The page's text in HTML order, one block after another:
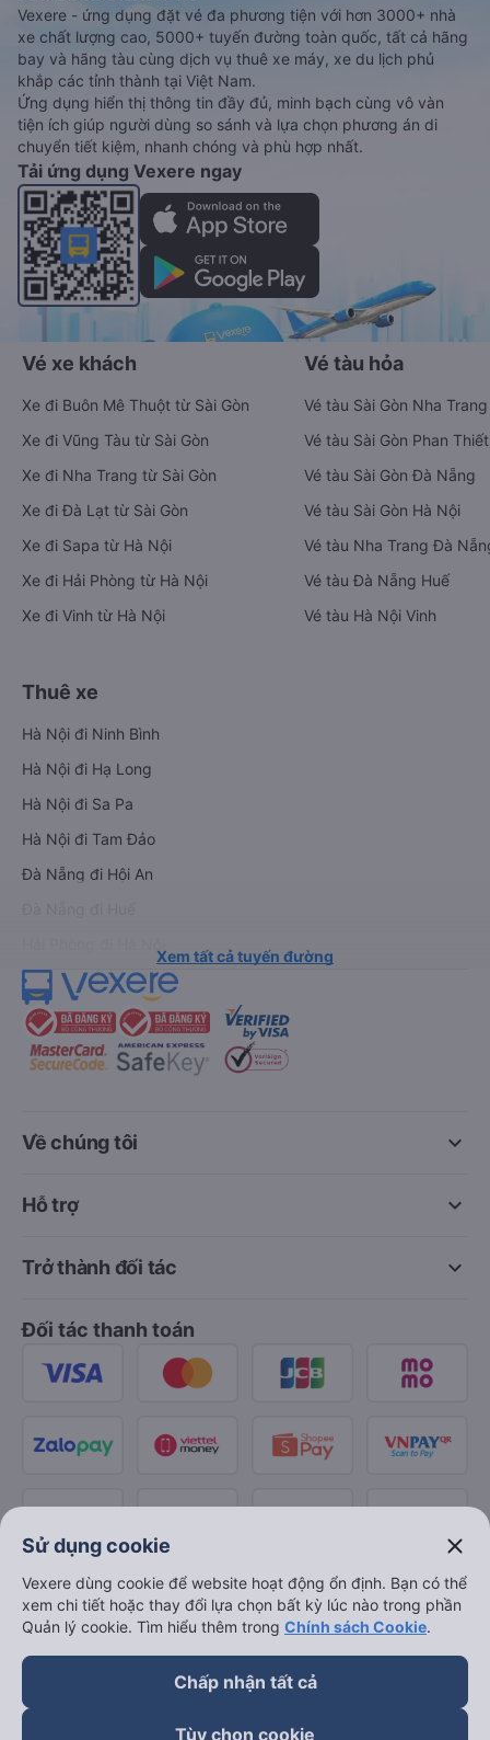
Vexere - ứng dụng đặt vé đa phương tiện với hơn 3000+ nhà
xe chất lượng cao, 5000+ tuyến đường toàn quốc, tất cả hãng
bay và hãng tàu cùng dịch vụ thuê xe máy, xe du lịch phủ
khắp các tỉnh thành tại Việt Nam.
Ứng dụng hiển thị thông tin đầy đủ, minh bạch cùng vô vàn
tiện ích giúp người dùng so sánh và lựa chọn phương án di
chuyển tiết kiệm, nhanh chóng và phù hợp nhất.
Tải ứng dụng Vexere ngay
Vé xe khách
Xe đi Buôn Mê Thuột từ Sài Gòn
Xe đi Vũng Tàu từ Sài Gòn
Xe đi Nha Trang từ Sài Gòn
Xe đi Đà Lạt từ Sài Gòn
Xe đi Sapa từ Hà Nội
Xe đi Hải Phòng từ Hà Nội
Xe đi Vinh từ Hà Nội
Vé tàu hỏa
Vé tàu Sài Gòn Nha Trang
Vé tàu Sài Gòn Phan Thiết
Vé tàu Sài Gòn Đà Nẵng
Vé tàu Sài Gòn Hà Nội
Vé tàu Nha Trang Đà
Vé tàu Đà Nẵng Huế
Vé tàu Hà Nội Vinh
Thuê xe
Hà Nội đi Ninh Bình
Hà Nội đi Hạ Long
Hà Nội đi Sa Pa
Hà Nội đi Tam Đảo
Đà Nẵng đi Hội An
Xem tất cả tuyến đường
keyboard_arrow_down
Về chúng tôi
keyboard_arrow_down
Hỗ trợ
keyboard_arrow_down
Trở thành đối tác
Đối tác thanh toán
Sử dụng cookie close
Vexere dùng cookie để website hoạt động ổn định. Bạn có thể
xem chi tiết hoặc thay đổi lựa chọn bất kỳ lúc nào trong phần
Quản lý cookie. Tìm hiểu thêm trong Chính sách Cookie.
Chấp nhận tất cả
Tùy chọn cookie